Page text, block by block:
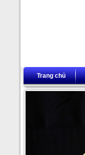
Trang chủ